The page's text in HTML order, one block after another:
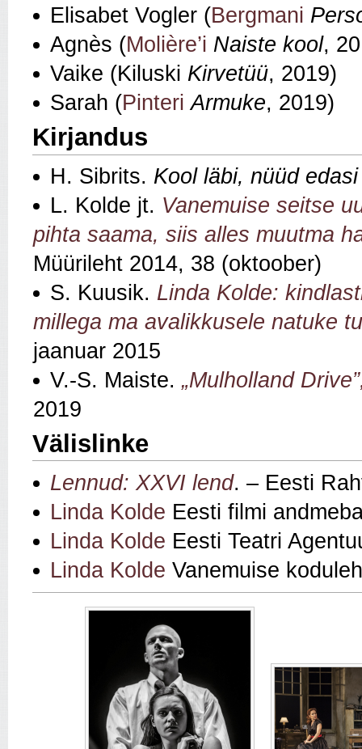
Elisabet Vogler (Bergmani
Agnès (Molière’i Naiste kool,
Vaike (Kiluski Kirvetüü, 2019)
Sarah (Pinteri Armuke, 2019)
Kirjandus
H. Sibrits. Kool läbi, nüüd
L. Kolde jt. Vanemuise seitse
pihta saama, siis alles muutma
Müürileht 2014, 38 (oktoober)
S. Kuusik. Linda Kolde:
millega ma avalikkusele natuke
jaanuar 2015
V.-S. Maiste. „Mulholland
2019
Välislinke
Lennud: XXVI lend. – Eesti
Linda Kolde Eesti filmi
Linda Kolde Eesti Teatri
Linda Kolde Vanemuise